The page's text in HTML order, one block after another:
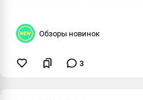
Обзоры новинок
3